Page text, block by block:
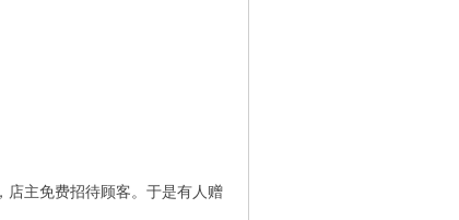
主免费招待顾客。于是有人赠